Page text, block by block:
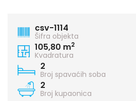
csv-1114
Šifra objekta
105,80 m2
Kvadratura
2
Broj spavaćih soba
2
Broj kupaonica